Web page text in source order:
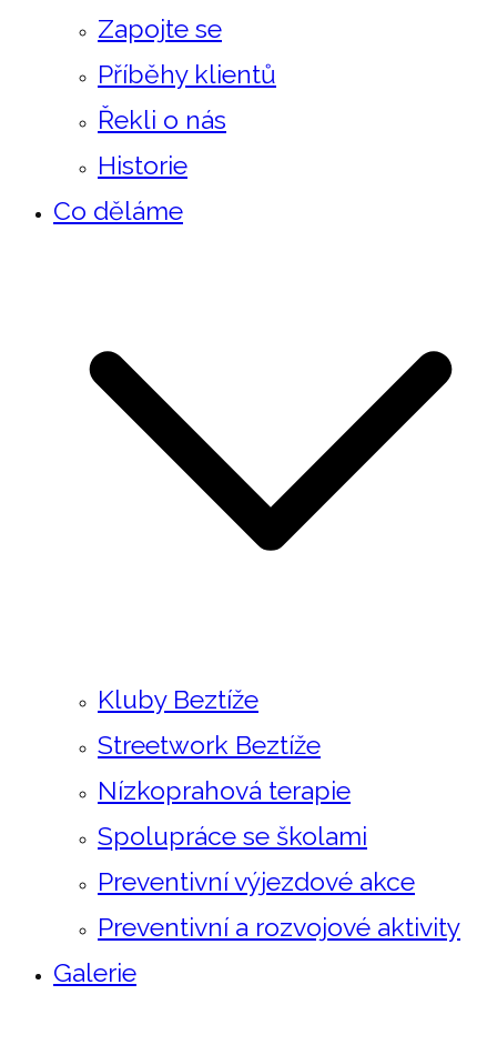
Zapojte se
Příběhy klientů
Řekli o nás
Historie
Co děláme
Kluby Beztíže
Streetwork Beztíže
Nízkoprahová terapie
Spolupráce se školami
Preventivní výjezdové akce
Preventivní a rozvojové aktivity
Galerie